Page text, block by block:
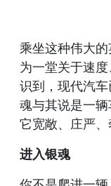
乘坐这种伟大
为一堂关于速
识到，现代汽
魂与其说是一辆
它宽敞、庄严、
进入银魂